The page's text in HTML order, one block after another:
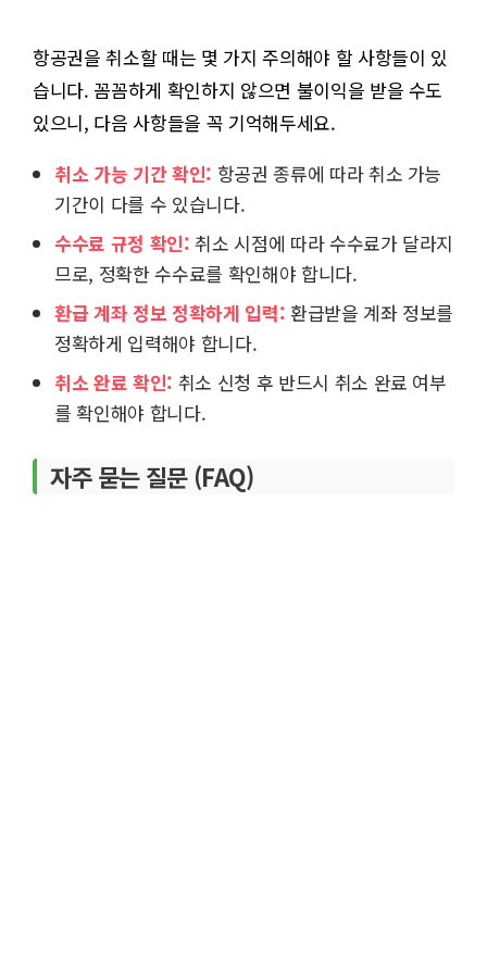
항공권을 취소할 때는 몇 가지 주의해야 할 사항들이 있
습니다. 꼼꼼하게 확인하지 않으면 불이익을 받을 수도
있으니, 다음 사항들을 꼭 기억해두세요.
취소 가능 기간 확인: 항공권 종류에 따라 취소 가능
기간이 다를 수 있습니다.
수수료 규정 확인: 취소 시점에 따라 수수료가 달라지
므로, 정확한 수수료를 확인해야 합니다.
환급 계좌 정보 정확하게 입력: 환급받을 계좌 정보를
정확하게 입력해야 합니다.
취소 완료 확인: 취소 신청 후 반드시 취소 완료 여부
를 확인해야 합니다.
자주 묻는 질문 (FAQ)